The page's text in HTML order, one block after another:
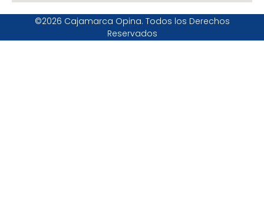
©2026 Cajamarca Opina. Todos los Derechos
Reservados